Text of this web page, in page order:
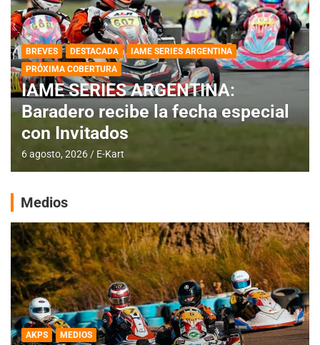
BREVES DESTACADA
IAME SERIES ARGENTINA
PRÓXIMA COBERTURA
IAME SERIES ARGENTINA:
Baradero recibe la fecha especial
con Invitados
6 agosto, 2026 E-Kart
Medios
AKPS MEDIOS